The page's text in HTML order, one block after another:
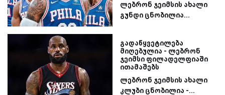
ლებრონ ჯეიმსის ახალი
გუნდი ცნობილია...
გადაწყვეტილება
მიღებულია - ლებრონ
ჯეიმსი ფილადელფიაში
ითამაშებს
ლებრონ ჯეიმსის ახალი
კლუბი ცნობილია -...